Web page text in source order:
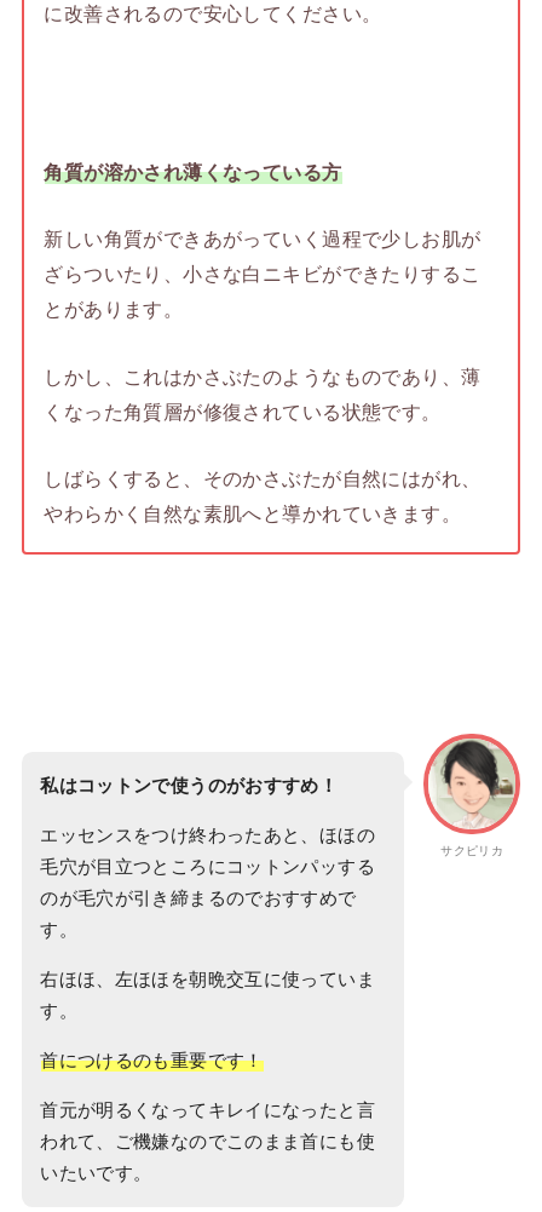
に改善されるので安心してください。
角質が溶かされ薄くなっている方
新しい角質ができあがっていく過程で少しお肌が
ざらついたり、小さな白ニキビができたりするこ
とがあります。
しかし、これはかさぶたのようなものであり、薄
くなった角質層が修復されている状態です。
しばらくすると、そのかさぶたが自然にはがれ、
やわらかく自然な素肌へと導かれていきます。
サクピリカ
私はコットンで使うのがおすすめ！
エッセンスをつけ終わったあと、ほほの
毛穴が目立つところにコットンパッする
のが毛穴が引き締まるのでおすすめで
す。
右ほほ、左ほほを朝晩交互に使っていま
す。
首につけるのも重要です！
首元が明るくなってキレイになったと言
われて、ご機嫌なのでこのまま首にも使
いたいです。